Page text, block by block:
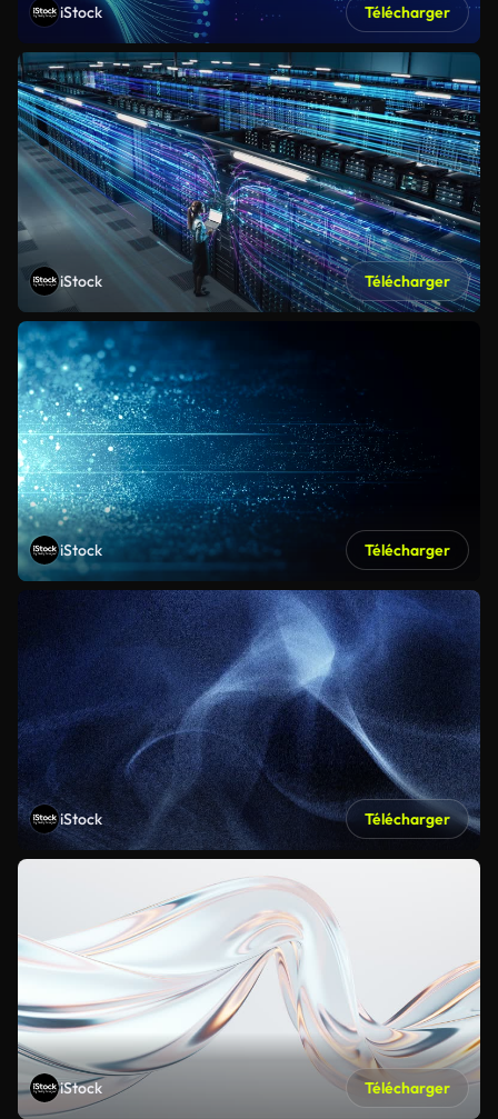
iStock Télécharger
iStock Télécharger
iStock Télécharger
iStock Télécharger
iStock Télécharger